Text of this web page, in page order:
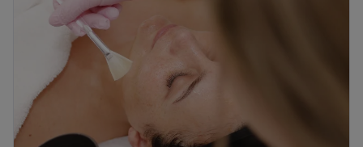
Donnerstag
Freitag
Samstag
Sonntag
Bei Kosmetik & Mehr Düsseldorf hier dreht sich alles um
deine Schönheit und dein Wohlbefinden. Mit einer breiten